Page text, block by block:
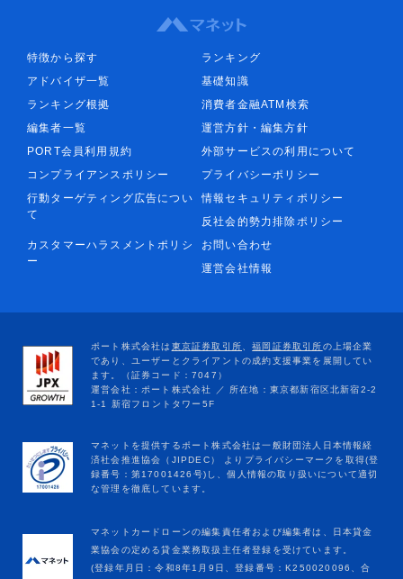
特徴から探す
ランキング
アドバイザ一覧
基礎知識
ランキング根拠
消費者金融ATM検索
編集者一覧
運営方針・編集方針
PORT会員利用規約
外部サービスの利用について
コンプライアンスポリシー
プライバシーポリシー
行動ターゲティング広告につい
て
情報セキュリティポリシー
反社会的勢力排除ポリシー
カスタマーハラスメントポリシ
ー
お問い合わせ
運営会社情報
マネットカードローンの編集責任者および編集者は、日本貸金
業協会の定める貸金業務取扱主任者登録を受けています。
(登録年月日：令和8年1月9日、登録番号：K250020096、合